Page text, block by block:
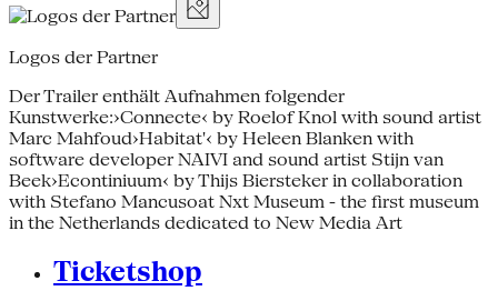
Logos der Partner
Der Trailer enthält Aufnahmen folgender
Kunstwerke:›Connecte‹ by Roelof Knol with sound artist
Marc Mahfoud›Habitat'‹ by Heleen Blanken with
software developer NAIVI and sound artist Stijn van
Beek›Econtiniuum‹ by Thijs Biersteker in collaboration
with Stefano Mancusoat Nxt Museum - the first museum
in the Netherlands dedicated to New Media Art
Ticketshop